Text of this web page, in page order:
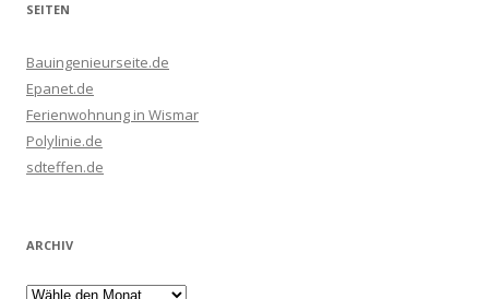
SEITEN
Bauingenieurseite.de
Epanet.de
Ferienwohnung in Wismar
Polylinie.de
sdteffen.de
ARCHIV